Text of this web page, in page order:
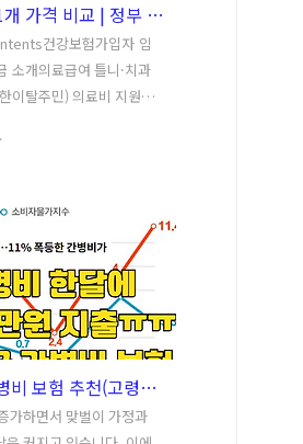
행 예금이자 경쟁 원인은
시중은행 정기예금 금
은행 정기예금 4.5%이상
리 비교저축은행들의 금
임플란트 1개 가격 비교 | 정부 지원금 | 종류 별 장 단점 총 정리
건강보험가입자 임
소개의료급여 틀니·치과
이탈주민) 의료비 지원저
치과 임플란트 식립 재료
합병원중 상급) 임플란트
원 임플란트 1개 가격치과
대하여 -->오래전 아는
금니가 없는 상태로 생활
알게 되었습니다. 이유를
란트를 해야 하는 상황인
서 그냥 어금니를 제거하
만 씹는다고 합니다. 하지
우체국 간병비 보험 추천(고령화 시대의 필수)과 간호간병 통합 서비스의 문제점
가하면서 맞벌이 가정과